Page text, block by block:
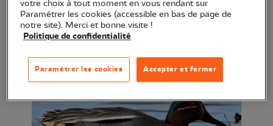
sécurité lors de la sortie en groupe et pour ne pas
déranger la Faune.
votre choix à tout moment en vous rendant sur
Paramétrer les cookies (accessible en bas de page de
notre site). Merci et bonne visite !
Politique de confidentialité
Accepter et fermer
Paramétrer les cookies